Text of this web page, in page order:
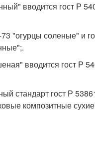
вводится гост Р
"огурцы соленые" и
вводится гост Р
стандарт гост Р
композитные